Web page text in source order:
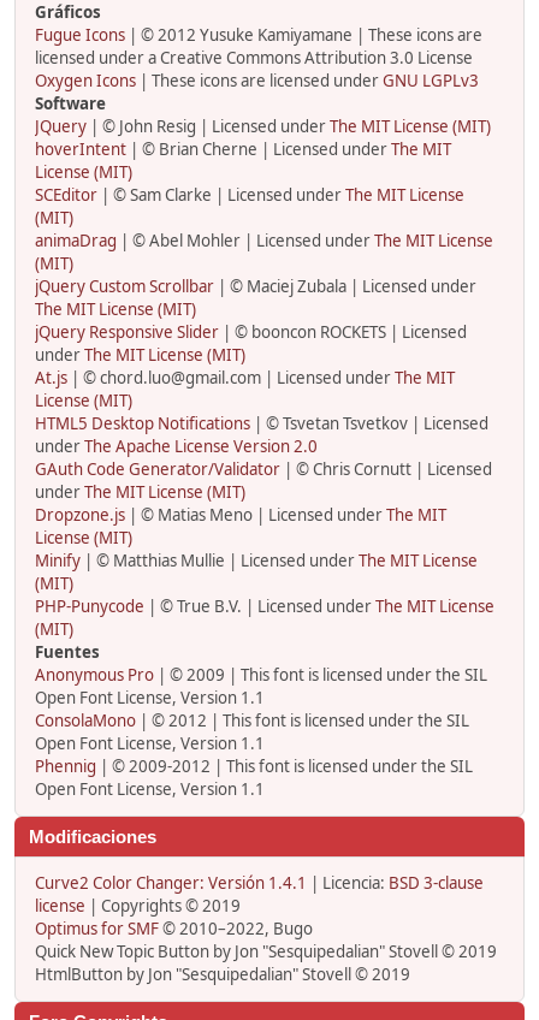
Gráficos
Fugue Icons | © 2012 Yusuke Kamiyamane | These icons are
licensed under a Creative Commons Attribution 3.0 License
Oxygen Icons | These icons are licensed underGNU LGPLv3
Software
JQuery | © John Resig | Licensed underThe MIT License (MIT)
hoverIntent | © Brian Cherne | Licensed underThe MIT
License (MIT)
SCEditor | © Sam Clarke | Licensed underThe MIT License
(MIT)
animaDrag | © Abel Mohler | Licensed underThe MIT License
(MIT)
jQuery Custom Scrollbar | © Maciej Zubala | Licensed under
The MIT License (MIT)
jQuery Responsive Slider | © booncon ROCKETS | Licensed
underThe MIT License (MIT)
At.js | © chord.luo@gmail.com | Licensed underThe MIT
License (MIT)
HTML5 Desktop Notifications | © Tsvetan Tsvetkov | Licensed
underThe Apache License Version 2.0
GAuth Code Generator/Validator | © Chris Cornutt | Licensed
underThe MIT License (MIT)
Dropzone.js | © Matias Meno | Licensed underThe MIT
License (MIT)
Minify | © Matthias Mullie | Licensed underThe MIT License
(MIT)
PHP-Punycode | © True B.V. | Licensed underThe MIT License
(MIT)
Fuentes
Anonymous Pro | © 2009 | This font is licensed under the SIL
Open Font License, Version 1.1
ConsolaMono | © 2012 | This font is licensed under the SIL
Open Font License, Version 1.1
Phennig | © 2009-2012 | This font is licensed under the SIL
Open Font License, Version 1.1
Modificaciones
Curve2 Color Changer: Versión 1.4.1 | Licencia: BSD 3-clause
license | Copyrights © 2019
Optimus for SMF© 2010–2022, Bugo
Quick New Topic Button by Jon "Sesquipedalian" Stovell © 2019
HtmlButton by Jon "Sesquipedalian" Stovell © 2019